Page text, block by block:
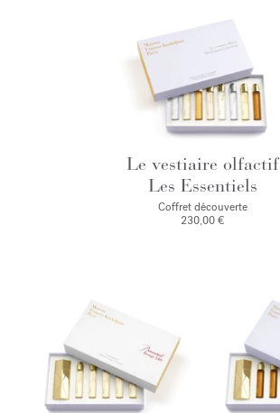
Le vestiaire olfactif
Les Essentiels
Coffret découverte
230,00 €